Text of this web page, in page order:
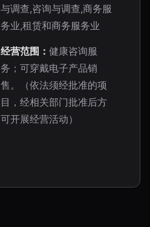
与调查,咨询与调查,商务服
务业,租赁和商务服务业
经营范围： 健康咨询服
务；可穿戴电子产品销
售。（依法须经批准的项
目，经相关部门批准后方
可开展经营活动）